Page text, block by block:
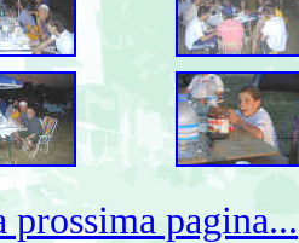
prossima pagina...